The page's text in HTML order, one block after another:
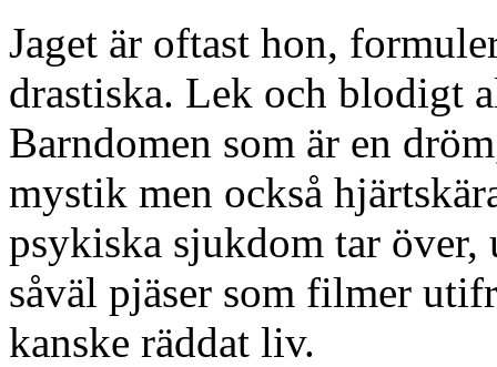
Jaget är oftast hon,
drastiska. Lek och blodigt
Barndomen som är en
mystik men också
psykiska sjukdom tar över,
såväl pjäser som filmer
kanske räddat liv.